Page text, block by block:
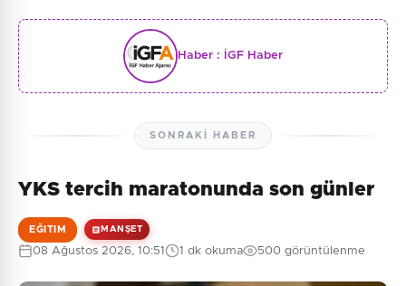
Haber : İGF Haber
SONRAKI HABER
YKS tercih maratonunda son günler
EĞITIM MANŞET
08 Ağustos 2026, 10:51 1 dk okuma 500 görüntülenme